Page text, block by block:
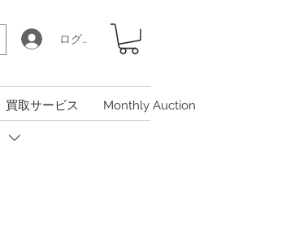
ログイン
買取サービス Monthly Auction